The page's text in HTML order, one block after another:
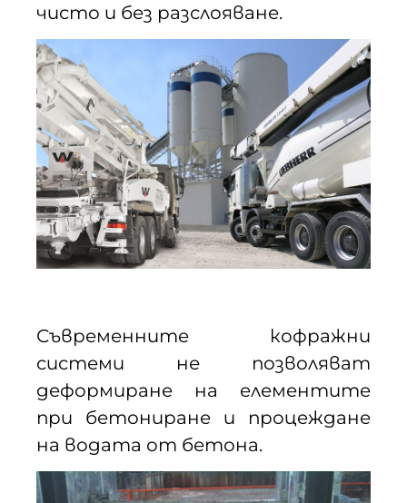
чисто и без разслояване.
Съвременните кофражни
системи не позволяват
деформиране на елементите
при бетониране и процеждане
на водата от бетона.